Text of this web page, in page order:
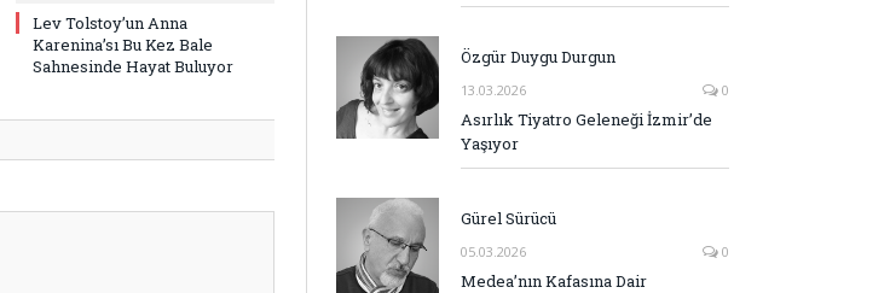
Lev Tolstoy’un Anna
Karenina’sı Bu Kez Bale
Sahnesinde Hayat Buluyor
Özgür Duygu Durgun
13.03.2026 0
Asırlık Tiyatro Geleneği İzmir’de
Yaşıyor
Gürel Sürücü
05.03.2026 0
Medea’nın Kafasına Dair